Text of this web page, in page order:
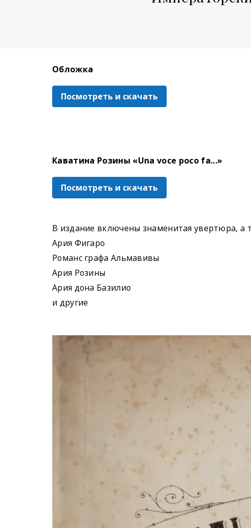
Обложка
Посмотреть и скачать
Каватина Розины «Una voce poco fa...»
Посмотреть и скачать
В издание включены знаменитая увертюра, а
Ария Фигаро
Романс графа Альмавивы
Ария Розины
Ария дона Базилио
и другие